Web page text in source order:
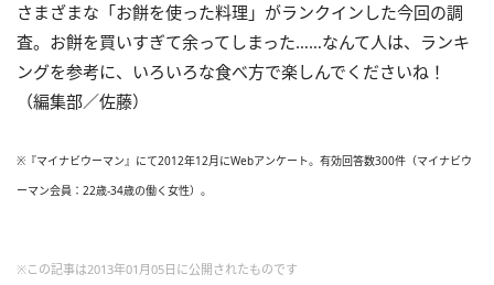
さまざまな「お餅を使った料理」がランクインした今回の調
査。お餅を買いすぎて余ってしまった……なんて人は、ランキ
ングを参考に、いろいろな食べ方で楽しんでくださいね！
（編集部／佐藤）
※『マイナビウーマン』にて2012年12月にWebアンケート。有効回答数300件（マイナビウ
ーマン会員：22歳-34歳の働く女性）。
※この記事は2013年01月05日に公開されたものです